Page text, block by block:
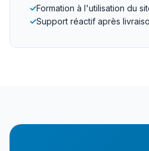
✓Formation à l'utilisation du
✓Support réactif après